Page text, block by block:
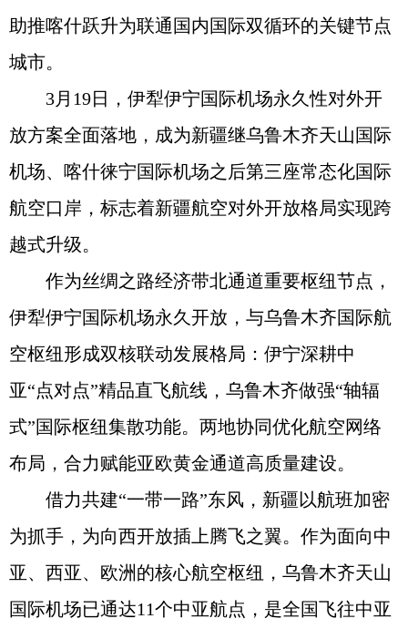
助推喀什跃升为联通国内国际双循环的关键节点
城市。
3月19日，伊犁伊宁国际机场永久性对外开
放方案全面落地，成为新疆继乌鲁木齐天山国际
机场、喀什徕宁国际机场之后第三座常态化国际
航空口岸，标志着新疆航空对外开放格局实现跨
越式升级。
作为丝绸之路经济带北通道重要枢纽节点，
伊犁伊宁国际机场永久开放，与乌鲁木齐国际航
空枢纽形成双核联动发展格局：伊宁深耕中
亚“点对点”精品直飞航线，乌鲁木齐做强“轴辐
式”国际枢纽集散功能。两地协同优化航空网络
布局，合力赋能亚欧黄金通道高质量建设。
借力共建“一带一路”东风，新疆以航班加密
为抓手，为向西开放插上腾飞之翼。作为面向中
亚、西亚、欧洲的核心航空枢纽，乌鲁木齐天山
国际机场已通达11个中亚航点，是全国飞往中亚